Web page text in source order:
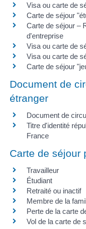
Visa ou carte de
Carte de séjour
Carte de séjour –
d'entreprise
Visa ou carte de
Visa ou carte de
Carte de séjour
Document de
étranger
Document de
Titre d'identité
France
Carte de séjour
Travailleur
Étudiant
Retraité ou inactif
Membre de la
Perte de la carte
Vol de la carte de